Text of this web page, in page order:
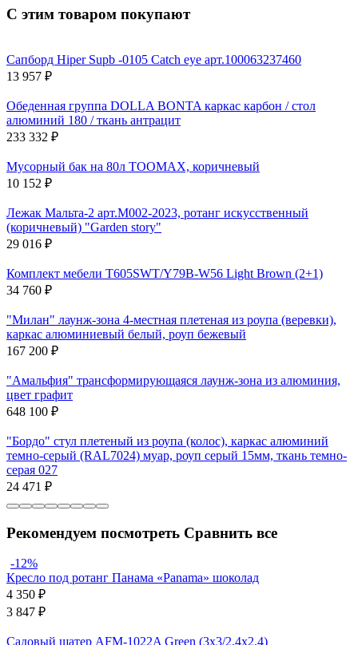
С этим товаром покупают
Сапборд Hiper Supb -0105 Catch eye арт.100063237460
13 957 ₽
Обеденная группа DOLLA BONTA каркас карбон / стол
алюминий 180 / ткань антрацит
233 332 ₽
Мусорный бак на 80л TOOMAX, коричневый
10 152 ₽
Лежак Мальта-2 арт.M002-2023, ротанг искусственный
(коричневый) "Garden story"
29 016 ₽
Комплект мебели T605SWT/Y79B-W56 Light Brown (2+1)
34 760 ₽
"Милан" лаунж-зона 4-местная плетеная из роупа (веревки),
каркас алюминиевый белый, роуп бежевый
167 200 ₽
"Амальфия" трансформирующаяся лаунж-зона из алюминия,
цвет графит
648 100 ₽
"Бордо" стул плетеный из роупа (колос), каркас алюминий
темно-серый (RAL7024) муар, роуп серый 15мм, ткань темно-
серая 027
24 471 ₽
Рекомендуем посмотреть Сравнить все
-12%
Кресло под ротанг Панама «Panama» шоколад
4 350 ₽
3 847 ₽
Садовый шатер AFM-1022A Green (3х3/2.4х2.4)